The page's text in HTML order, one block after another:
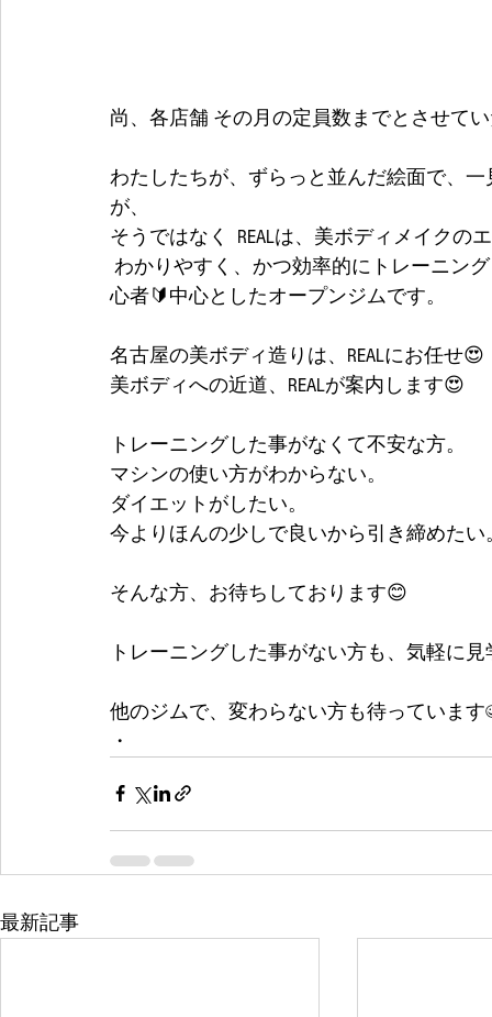
尚、各店舗 その月の定員数までとさせて
わたしたちが、ずらっと並んだ絵面で、
が、
そうではなく  REALは、美ボディメイクの
心者🔰中心としたオープンジムです。
名古屋の美ボディ造りは、REALにお任せ😍
美ボディへの近道、REALが案内します😍
トレーニングした事がなくて不安な方。
マシンの使い方がわからない。
ダイエットがしたい。
今よりほんの少しで良いから引き締めたい
そんな方、お待ちしております😊
トレーニングした事がない方も、気軽に
他のジムで、変わらない方も待っています
・
最新記事